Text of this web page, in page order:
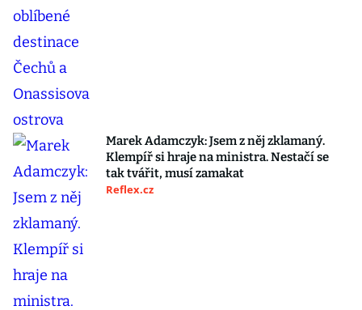
Marek Adamczyk: Jsem z něj zklamaný.
Klempíř si hraje na ministra. Nestačí se
tak tvářit, musí zamakat
Reflex.cz